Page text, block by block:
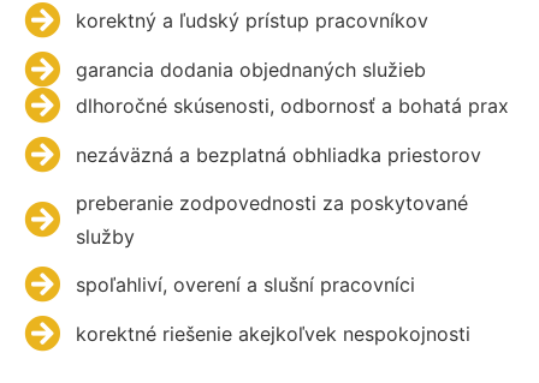
korektný a ľudský prístup pracovníkov
garancia dodania objednaných služieb
dlhoročné skúsenosti, odbornosť a bohatá prax
nezáväzná a bezplatná obhliadka priestorov
preberanie zodpovednosti za poskytované
služby
spoľahliví, overení a slušní pracovníci
korektné riešenie akejkoľvek nespokojnosti